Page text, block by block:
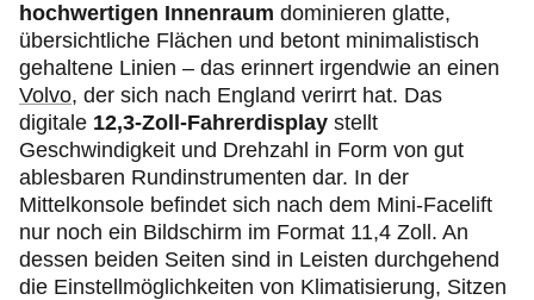
hochwertigen Innenraum dominieren glatte,
übersichtliche Flächen und betont minimalistisch
gehaltene Linien – das erinnert irgendwie an einen
Volvo, der sich nach England verirrt hat. Das
digitale 12,3-Zoll-Fahrerdisplay stellt
Geschwindigkeit und Drehzahl in Form von gut
ablesbaren Rundinstrumenten dar. In der
Mittelkonsole befindet sich nach dem Mini-Facelift
nur noch ein Bildschirm im Format 11,4 Zoll. An
dessen beiden Seiten sind in Leisten durchgehend
die Einstellmöglichkeiten von Klimatisierung, Sitzen